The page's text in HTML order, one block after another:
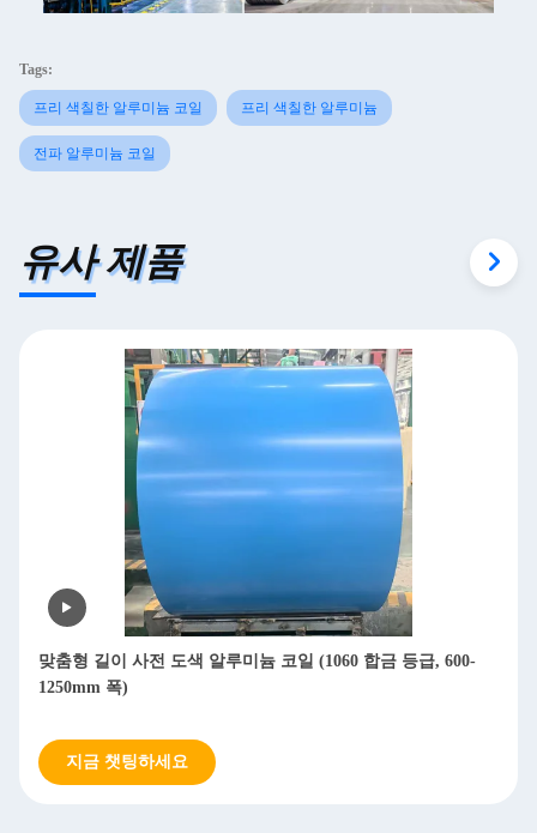
Tags:
프리 색칠한 알루미늄 코일 프리 색칠한 알루미늄
전파 알루미늄 코일
유사 제품
맞춤형 길이 사전 도색 알루미늄 코일 (1060 합금 등급, 600-
1250mm 폭)
지금 챗팅하세요